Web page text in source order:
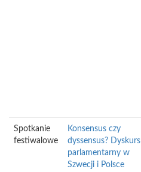
Spotkanie
festiwalowe
Konsensus czy
dyssensus? Dyskurs
parlamentarny w
Szwecji i Polsce